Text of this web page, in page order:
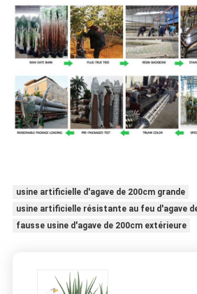
usine artificielle d'agave de 200cm grande
usine artificielle résistante au feu d'agave
fausse usine d'agave de 200cm extérieure